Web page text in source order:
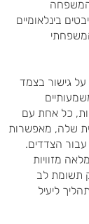
המשפחה
בינלאומיים
על גישור בצמד
כל אחת עם
שלה, מאפשרות
עבור הצדדים.
מזוויות
תשומת לב
ליעיל